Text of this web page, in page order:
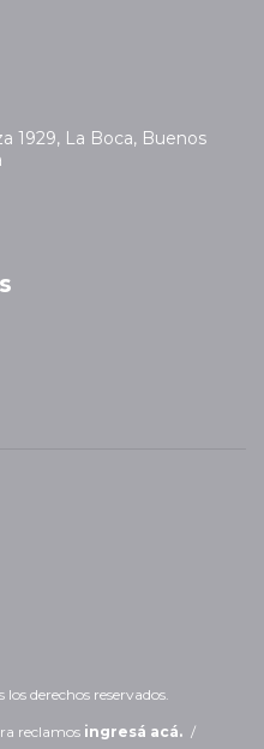
1929, La Boca, Buenos
derechos reservados.
reclamos ingresá acá. /